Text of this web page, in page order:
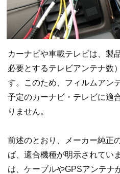
カーナビや車載テレビは、製
必要とするテレビアンテナ数
す。このため、フィルムアン
予定のカーナビ・テレビに適
りません。
前述のとおり、メーカー純正
ば、適合機種が明示されてい
は、ケーブルやGPSアンテナ